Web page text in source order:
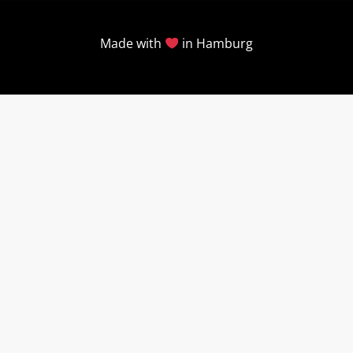
Made with in Hamburg